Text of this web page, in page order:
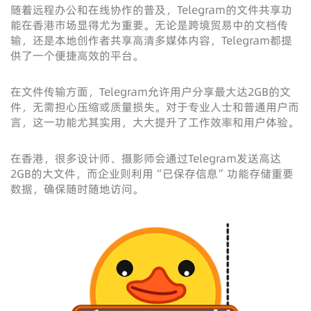
随着远程办公和在线协作的普及，Telegram的文件共享功
能在香港市场显得尤为重要。无论是跨境贸易中的文档传
输，还是本地创作者共享高清多媒体内容，Telegram都提
供了一个便捷高效的平台。
在文件传输方面，Telegram允许用户分享最大达2GB的文
件，无需担心压缩或质量损失。对于专业人士和普通用户而
言，这一功能尤其实用，大大提升了工作效率和用户体验。
在香港，很多设计师、摄影师会通过Telegram发送高达
2GB的大文件，而企业则利用“已保存信息”功能存储重要
数据，确保随时随地访问。